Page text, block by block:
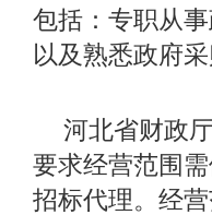
包括：专职从
以及熟悉政府
河北省财政
要求经营范围
招标代理。经